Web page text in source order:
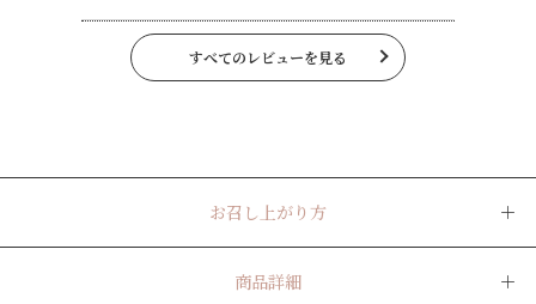
すべてのレビューを見る
お召し上がり方
商品詳細